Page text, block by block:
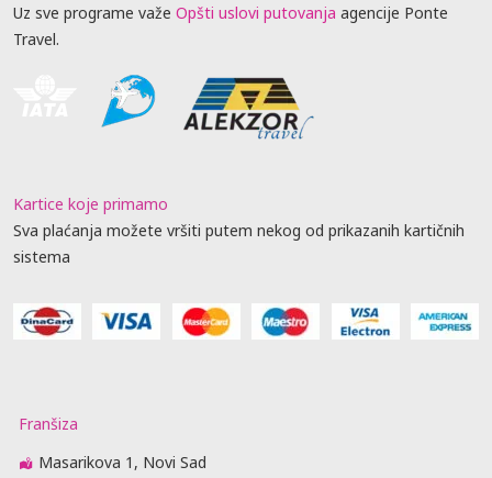
Uz sve programe važe Opšti uslovi putovanja agencije Ponte
Travel.
Kartice koje primamo
Sva plaćanja možete vršiti putem nekog od prikazanih kartičnih
sistema
Franšiza
Masarikova 1, Novi Sad